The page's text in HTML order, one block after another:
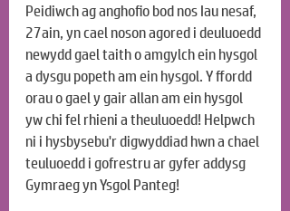
Peidiwch ag anghofio bod nos Iau nesaf,
27ain, yn cael noson agored i deuluoedd
newydd gael taith o amgylch ein hysgol
a dysgu popeth am ein hysgol. Y ffordd
orau o gael y gair allan am ein hysgol
yw chi fel rhieni a theuluoedd! Helpwch
ni i hysbysebu'r digwyddiad hwn a chael
teuluoedd i gofrestru ar gyfer addysg
Gymraeg yn Ysgol Panteg!